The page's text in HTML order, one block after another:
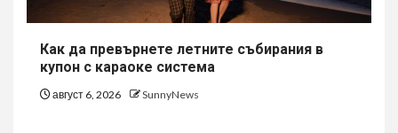
Как да превърнете летните събирания в
купон с караоке система
август 6, 2026 SunnyNews